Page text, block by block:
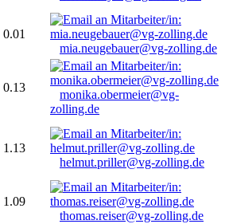
0.01
mia.neugebauer@vg-zolling.de
0.13
monika.obermeier@vg-
zolling.de
1.13
helmut.priller@vg-zolling.de
1.09
thomas.reiser@vg-zolling.de